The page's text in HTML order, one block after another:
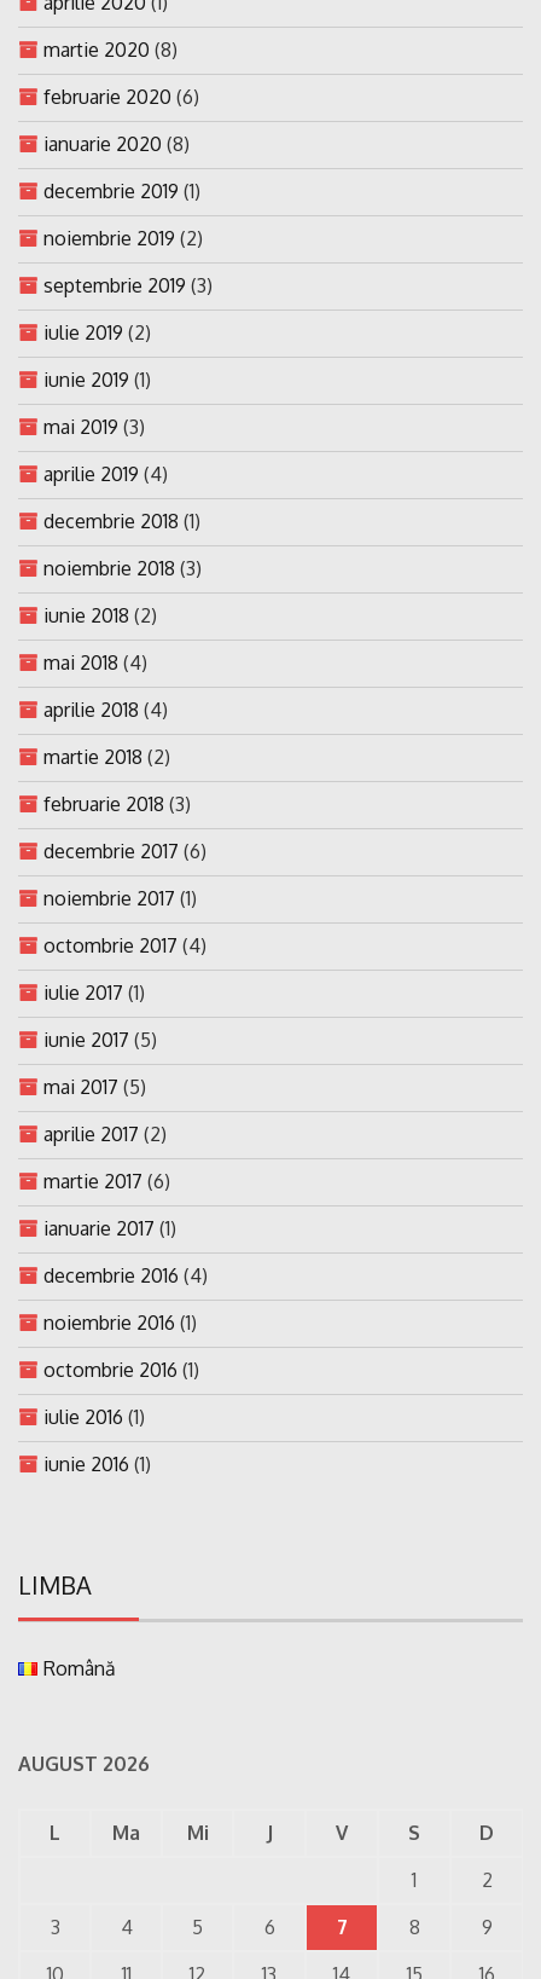
martie 2020 (8)
februarie 2020 (6)
ianuarie 2020 (8)
decembrie 2019 (1)
noiembrie 2019 (2)
septembrie 2019 (3)
iulie 2019 (2)
iunie 2019 (1)
mai 2019 (3)
aprilie 2019 (4)
decembrie 2018 (1)
noiembrie 2018 (3)
iunie 2018 (2)
mai 2018 (4)
aprilie 2018 (4)
martie 2018 (2)
februarie 2018 (3)
decembrie 2017 (6)
noiembrie 2017 (1)
octombrie 2017 (4)
iulie 2017 (1)
iunie 2017 (5)
mai 2017 (5)
aprilie 2017 (2)
martie 2017 (6)
ianuarie 2017 (1)
decembrie 2016 (4)
noiembrie 2016 (1)
octombrie 2016 (1)
iulie 2016 (1)
iunie 2016 (1)
LIMBA
Română
AUGUST 2026
L Ma Mi J V S
D
1
2
3
4 5 6 7 8
9